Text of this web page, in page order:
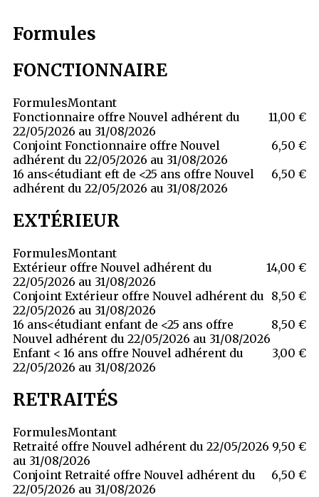
Formules
FONCTIONNAIRE
FormulesMontant
Fonctionnaire offre Nouvel adhérent du
22/05/2026 au 31/08/2026
11,00 €
Conjoint Fonctionnaire offre Nouvel
adhérent du 22/05/2026 au 31/08/2026
6,50 €
16 ans<étudiant eft de <25 ans offre Nouvel
adhérent du 22/05/2026 au 31/08/2026
6,50 €
EXTÉRIEUR
FormulesMontant
Extérieur offre Nouvel adhérent du
22/05/2026 au 31/08/2026
14,00 €
Conjoint Extérieur offre Nouvel adhérent du
22/05/2026 au 31/08/2026
8,50 €
16 ans<étudiant enfant de <25 ans offre
Nouvel adhérent du 22/05/2026 au 31/08/2026
8,50 €
Enfant < 16 ans offre Nouvel adhérent du
22/05/2026 au 31/08/2026
3,00 €
RETRAITÉS
FormulesMontant
Retraité offre Nouvel adhérent du 22/05/2026
au 31/08/2026
9,50 €
Conjoint Retraité offre Nouvel adhérent du
22/05/2026 au 31/08/2026
6,50 €